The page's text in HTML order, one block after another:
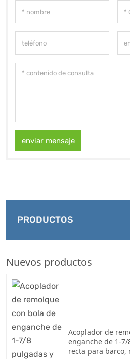
enviar mensaje
PRODUCTOS
Nuevos productos
Acoplador de
enganche de 1-
recta para barco,